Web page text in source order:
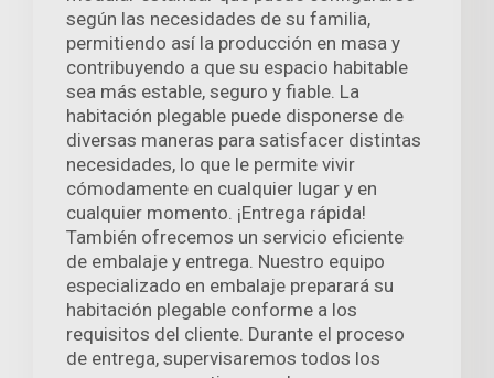
según las necesidades de su familia,
permitiendo así la producción en masa y
contribuyendo a que su espacio habitable
sea más estable, seguro y fiable. La
habitación plegable puede disponerse de
diversas maneras para satisfacer distintas
necesidades, lo que le permite vivir
cómodamente en cualquier lugar y en
cualquier momento. ¡Entrega rápida!
También ofrecemos un servicio eficiente
de embalaje y entrega. Nuestro equipo
especializado en embalaje preparará su
habitación plegable conforme a los
requisitos del cliente. Durante el proceso
de entrega, supervisaremos todos los